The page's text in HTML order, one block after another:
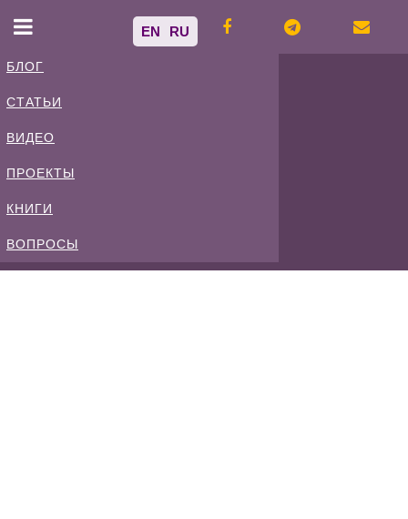
БЛОГ
СТАТЬИ
ВИДЕО
ПРОЕКТЫ
КНИГИ
ВОПРОСЫ
EN RU
Спиваковский
Блог